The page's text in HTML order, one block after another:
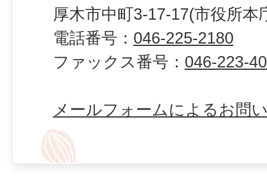
厚木市中町3-17-17(市役所本
電話番号： 046-225-2180
ファックス番号： 046-223-
メールフォームによるお問